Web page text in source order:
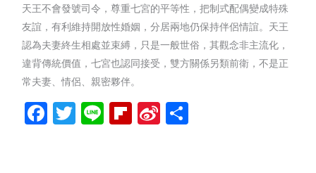
天王不會發號司令，尊重七宮的平等性，把制式配偶變成特殊
友誼，有利維持開放性婚姻，分居兩地仍保持伴侶情誼。天王
認為夫妻終生相處並束縛，只是一般世俗，其觀念非主流化，
違背傳統價值，七宮也認同接受，雙方關係另類前衛，不是正
常夫妻、情侶、親密夥伴。
Facebook
Twitter
LineFlipboard
Sina